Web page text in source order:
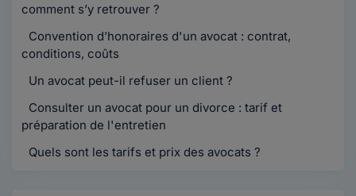
comment s’y retrouver ?
Convention d’honoraires d'un avocat : contrat,
conditions, coûts
Un avocat peut-il refuser un client ?
Consulter un avocat pour un divorce : tarif et
préparation de l'entretien
Quels sont les tarifs et prix des avocats ?